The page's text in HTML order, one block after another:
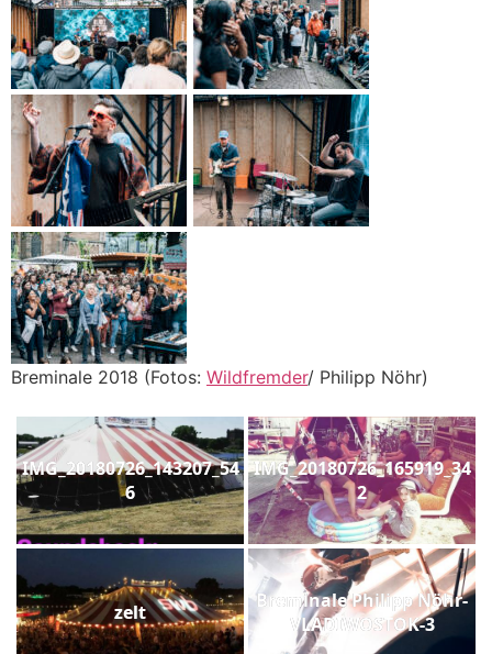
Breminale 2018 (Fotos: Wildfremder/ Philipp Nöhr)
IMG_20180726_143207_54
6
IMG_20180726_165919_34
2
zelt
Breminale Philipp Nöhr-
VLADIWOSTOK-3